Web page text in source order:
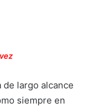
de largo alcance
siempre en